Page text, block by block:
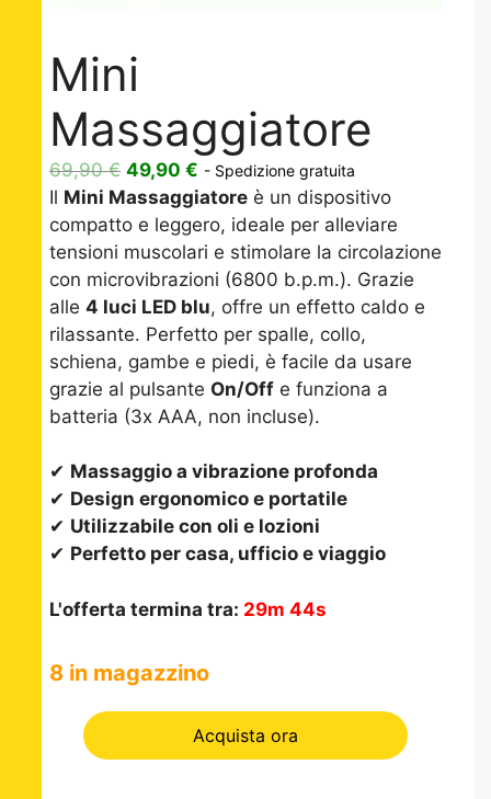
Mini
Massaggiatore
69,90€ Il
prezzo
originale
era:
69,90 €.
49,90 € Il
prezzo
attuale
è:
49,90 €.
- Spedizione gratuita
Il Mini Massaggiatore è un dispositivo
compatto e leggero, ideale per alleviare
tensioni muscolari e stimolare la circolazione
con microvibrazioni (6800 b.p.m.). Grazie
alle 4 luci LED blu, offre un effetto caldo e
rilassante. Perfetto per spalle, collo,
schiena, gambe e piedi, è facile da usare
grazie al pulsante On/Off e funziona a
batteria (3x AAA, non incluse).
✔ Massaggio a vibrazione profonda
✔ Design ergonomico e portatile
✔ Utilizzabile con oli e lozioni
✔ Perfetto per casa, ufficio e viaggio
L'offerta termina tra: 29m 43s
8 in magazzino
Acquista ora